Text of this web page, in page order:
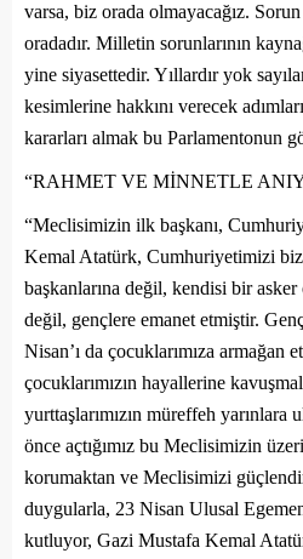
varsa, biz orada olmayacağız.
oradadır. Milletin sorunlarının
yine siyasettedir. Yıllardır yok
kesimlerine hakkını verecek
kararları almak bu Parlamentonun
“RAHMET VE MİNNETLE
“Meclisimizin ilk başkanı,
Kemal Atatürk, Cumhuriyetimizi
başkanlarına değil, kendisi bir asker
değil, gençlere emanet etmiştir.
Nisan’ı da çocuklarımıza armağan
çocuklarımızın hayallerine
yurttaşlarımızın müreffeh yarınlara
önce açtığımız bu Meclisimizin
korumaktan ve Meclisimizi
duygularla, 23 Nisan Ulusal
kutluyor, Gazi Mustafa Kemal